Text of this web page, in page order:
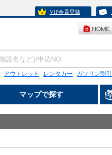
VIP会員登録
アウトレット レンタカー ガソリン割引
マップで探す